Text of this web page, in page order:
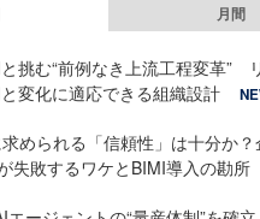
月間
挑む“前例なき上流工程変革”
変化に適応できる組織設計
められる「信頼性」は十分か
失敗するワケとBIMI導入の勘所